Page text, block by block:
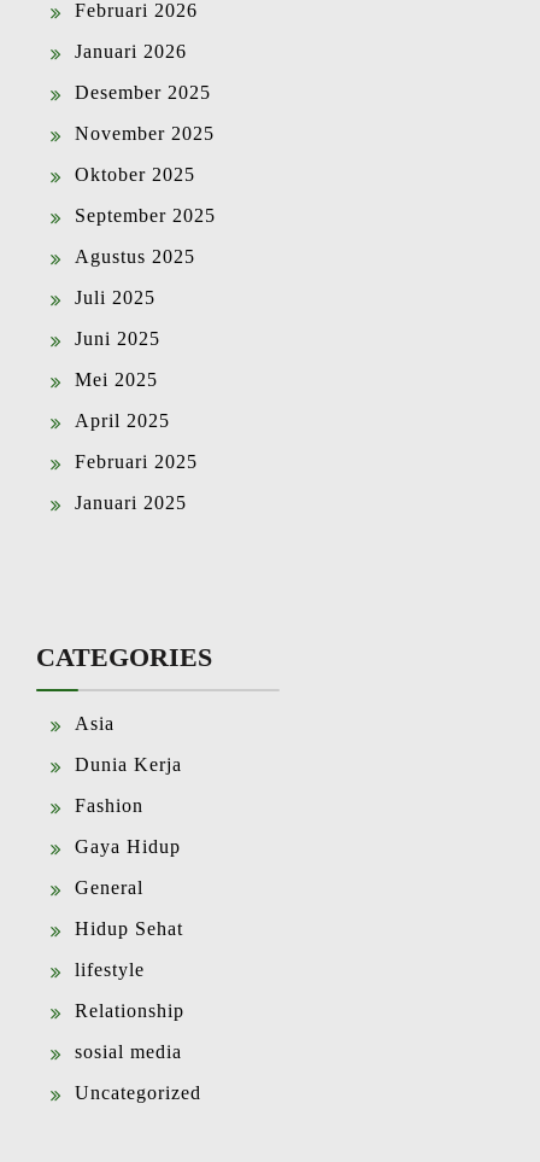
Februari 2026
Januari 2026
Desember 2025
November 2025
Oktober 2025
September 2025
Agustus 2025
Juli 2025
Juni 2025
Mei 2025
April 2025
Februari 2025
Januari 2025
CATEGORIES
Asia
Dunia Kerja
Fashion
Gaya Hidup
General
Hidup Sehat
lifestyle
Relationship
sosial media
Uncategorized